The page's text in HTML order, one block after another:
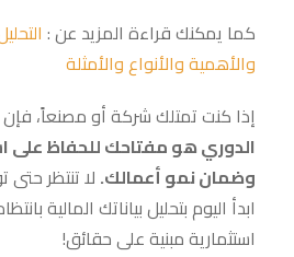
كما يمكنك قراءة المزيد عن :
والأهمية والأنواع والأمثلة
إذا كنت تمتلك شركة أو مصنعاً، فإن
الدوري هو مفتاحك للحفاظ على
وضمان نمو أعمالك. لا تنتظر
ابدأ اليوم بتحليل بياناتك المالية
استثمارية مبنية على حقائق!